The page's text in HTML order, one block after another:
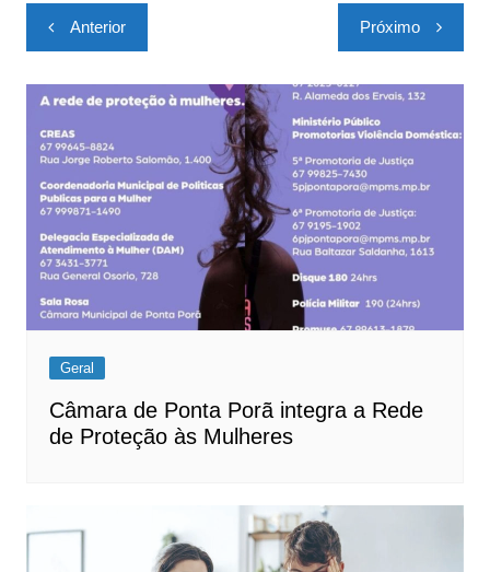
Navegação
de
Post
Anterior Próximo
Geral
Câmara de Ponta Porã integra a Rede
de Proteção às Mulheres